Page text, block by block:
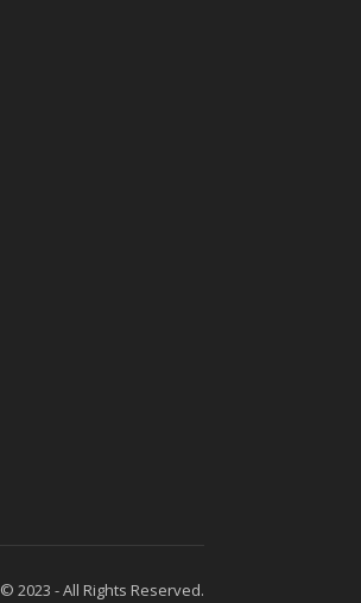
© 2023 - All Rights Reserved.